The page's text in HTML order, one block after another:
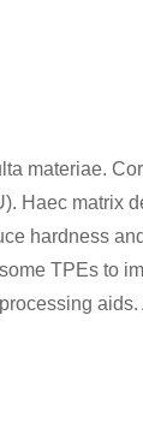
materiae.
Haec matrix
hardness
TPEs to